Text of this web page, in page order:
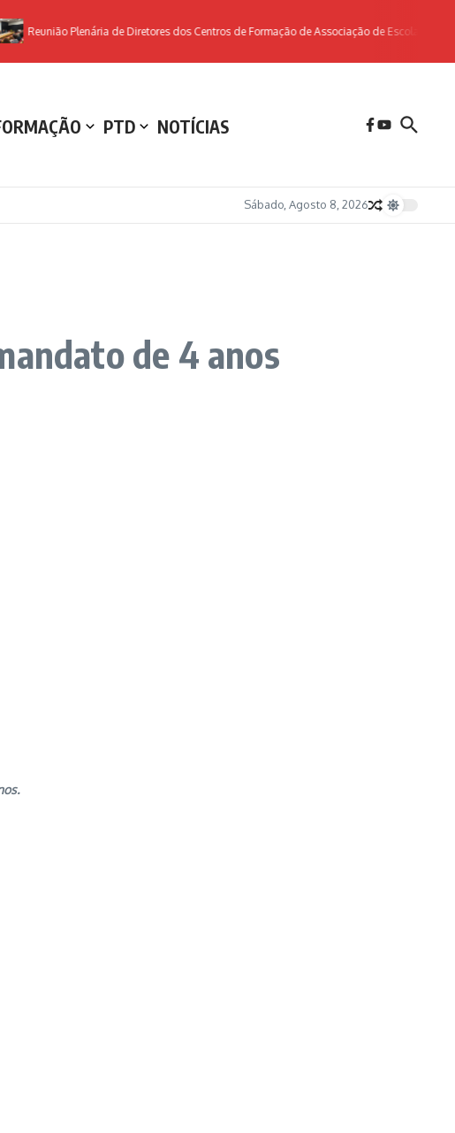
Reunião Plenária de Diretores dos Centros de Formação de Associação de Escolas da zona
PTD NOTÍCIAS
Sábado, Agosto 8, 2026
de 4 anos